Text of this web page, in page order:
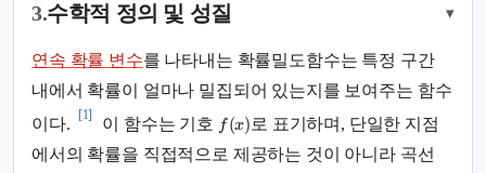
3.수학적 정의 및 성질 ▾
연속 확률 변수를 나타내는 확률밀도함수는 특정 구간
내에서 확률이 얼마나 밀집되어 있는지를 보여주는 함수
이다.
[1]
이 함수는 기호 f (x) 로 표기하며, 단일한 지점
에서의 확률을 직접적으로 제공하는 것이 아니라 곡선